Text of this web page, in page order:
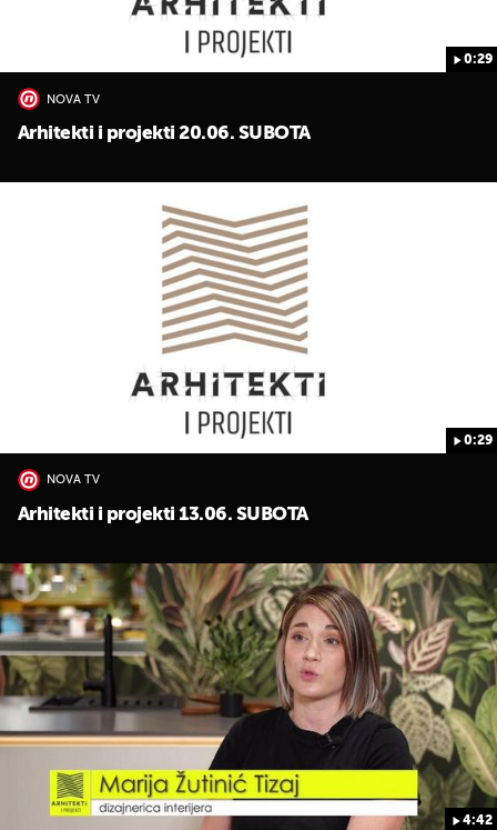
0:29
NOVA TV
Arhitekti i projekti 20.06. SUBOTA
0:29
NOVA TV
Arhitekti i projekti 13.06. SUBOTA
4:42